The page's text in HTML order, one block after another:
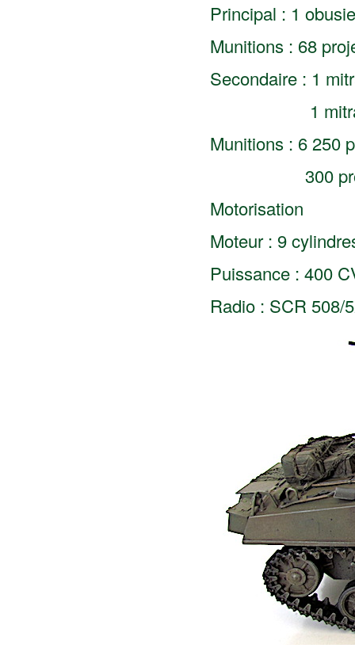
Principal : 1
Munitions : 68
Secondaire : 1
1
Munitions : 6 250
300
Motorisation
Moteur : 9
Puissance : 400
Radio : SCR 508/